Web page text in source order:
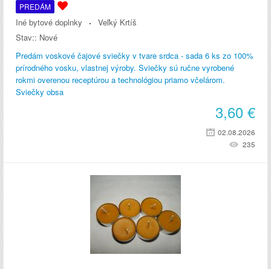
PREDÁM
Iné bytové doplnky
Veľký Krtíš
Stav:: Nové
Predám voskové čajové sviečky v tvare srdca - sada 6 ks zo 100%
prírodného vosku, vlastnej výroby. Sviečky sú ručne vyrobené
rokmi overenou receptúrou a technológiou priamo včelárom.
Sviečky obsa
3,60 €
02.08.2026
235